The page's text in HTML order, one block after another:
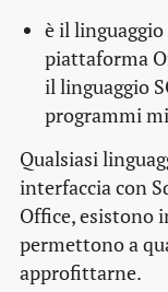
è il
piattaforma
il linguaggio
programmi
Qualsiasi
interfaccia con
Office, esistono
permettono a
approfittarne.